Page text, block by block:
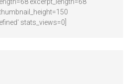
excerpt_length=68
stats_views=0]